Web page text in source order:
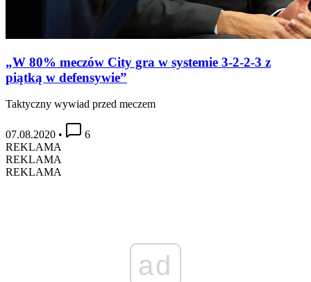
„W 80% meczów City gra w systemie 3-2-2-3 z
piątką w defensywie”
Taktyczny wywiad przed meczem
07.08.2020 •
6
REKLAMA
REKLAMA
REKLAMA
ad